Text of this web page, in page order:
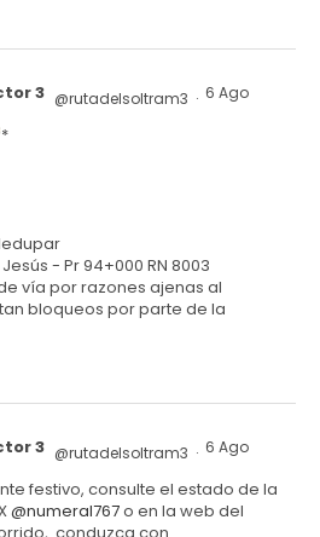
3 @rutadelsoltram3 · 6 Ago
*
- Pr 94+000 RN 8003
vía por razones ajenas al
bloqueos por parte de la
3 @rutadelsoltram3 · 6 Ago
festivo, consulte el estado de la
@numeral767o en la web del